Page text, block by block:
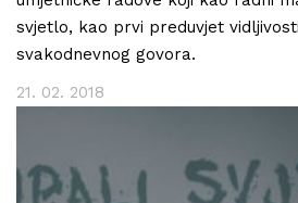
svjetlo, kao prvi preduvjet
svakodnevnog govora.
21. 02. 2018